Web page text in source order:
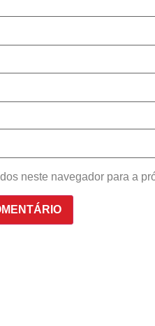
neste navegador para a